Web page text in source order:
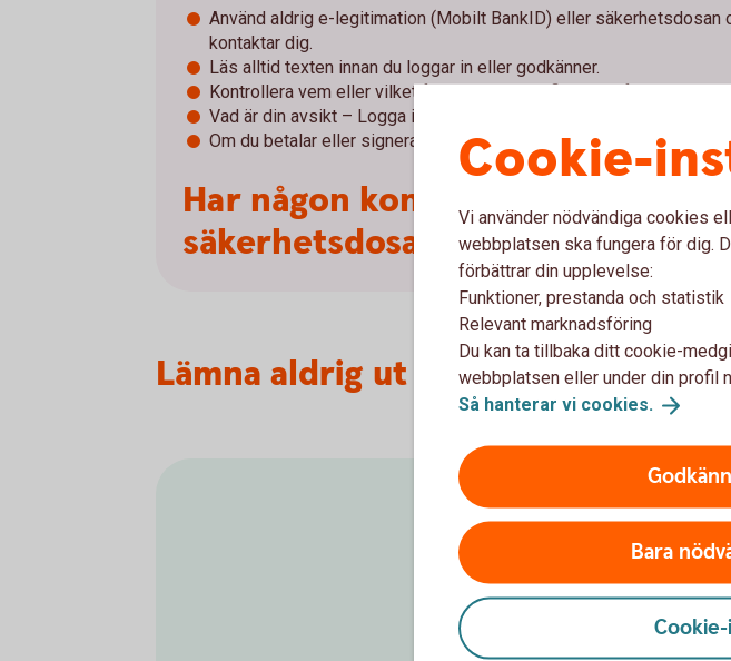
Använd aldrig e-legitimation (Mobilt BankID) eller säkerhetsdosan
kontaktar dig.
Läs alltid texten innan du loggar in eller godkänner.
Kontrollera vem eller vilket företag du identifierar dig för.
Vad är din avsikt – Logga in, signera en betalning eller ett avtal?
Om du betalar eller signerar – kontrollera till vilken mottagare.
Har någon kontaktat dig
säkerhetsdosan.
Lämna aldrig ut dinakoder,
Cookie-
Vi använder nödvändiga cookies
webbplatsen ska fungera för dig.
förbättrar din upplevelse:
Funktioner, prestanda och statistik
Relevant marknadsföring
Du kan ta tillbaka ditt cookie-
webbplatsen eller under din profil
Så hanterar vi cookies.
Bara